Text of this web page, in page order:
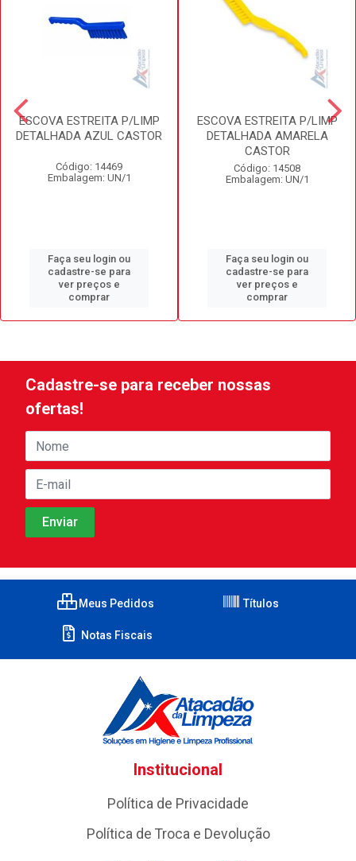
ESCOVA ESTREITA P/LIMP
DETALHADA AZUL CASTOR
Código: 14469
Embalagem: UN/1
Faça seu login ou
cadastre-se para
ver preços e
comprar
ESCOVA ESTREITA P/LIMP
DETALHADA AMARELA
CASTOR
Código: 14508
Embalagem: UN/1
Faça seu login ou
cadastre-se para
ver preços e
comprar
Cadastre-se para receber nossas
ofertas!
Meus Pedidos Títulos
Notas Fiscais
Institucional
Política de Privacidade
Política de Troca e Devolução